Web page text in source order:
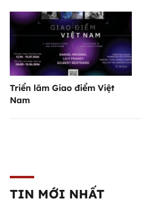
Triển lãm Giao điểm Việt
Nam
TIN MỚI NHẤT